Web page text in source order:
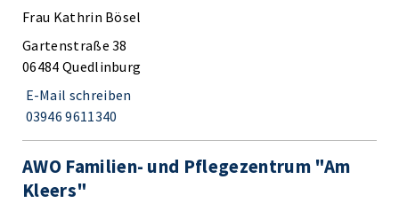
Frau Kathrin Bösel
Gartenstraße 38
06484 Quedlinburg
E-Mail schreiben
03946 9611340
AWO Familien- und Pflegezentrum "Am
Kleers"